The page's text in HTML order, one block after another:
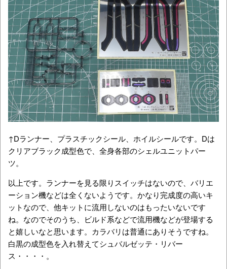
↑Dランナー、プラスチックシール、ホイルシールです。Dは
クリアブラック成型色で、全身各部のシェルユニットパー
ツ。
以上です。ランナーを見る限りスイッチはないので、バリエ
ーション機などは全くないようです。かなり完成度の高いキ
ットなので、他キットに流用しないのはもったいないです
ね。なのでそのうち、ビルド系などで流用機などが登場する
と嬉しいなと思います。カラバリは普通にありそうですね。
白黒の成型色を入れ替えてシュバルゼッテ・リバー
ス・・・・。